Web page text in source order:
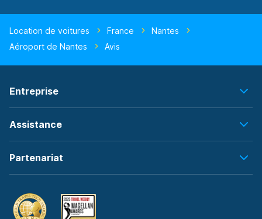
Location de voitures France
Nantes
Aéroport de Nantes
Avis
Entreprise
Assistance
Partenariat